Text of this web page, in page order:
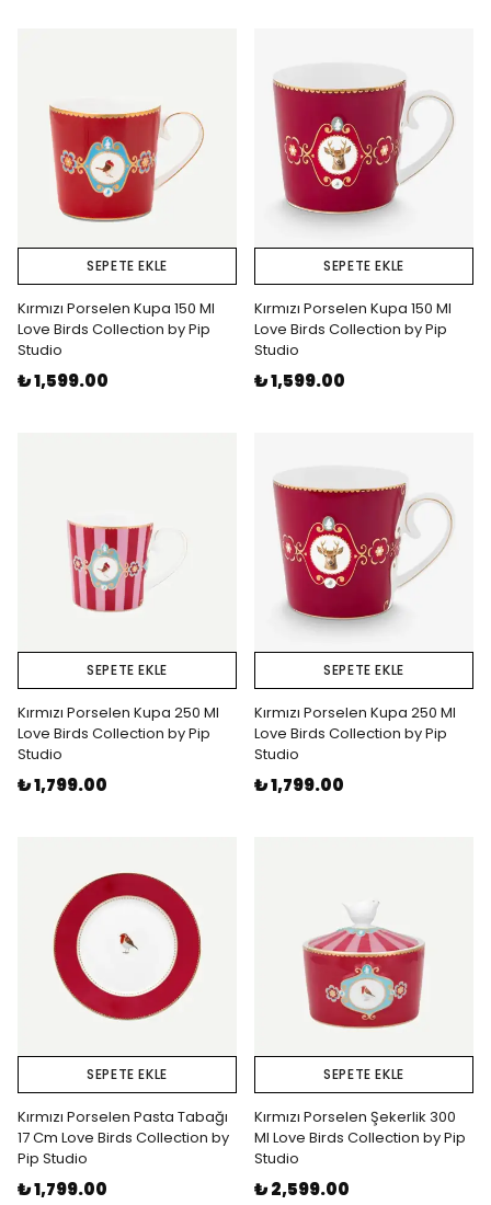
SEPETE EKLE
Kırmızı Porselen Kupa 150 Ml
Love Birds Collection by Pip
Studio
₺ 1,599.00
SEPETE EKLE
Kırmızı Porselen Kupa 150 Ml
Love Birds Collection by Pip
Studio
₺ 1,599.00
SEPETE EKLE
Kırmızı Porselen Kupa 250 Ml
Love Birds Collection by Pip
Studio
₺ 1,799.00
SEPETE EKLE
Kırmızı Porselen Kupa 250 Ml
Love Birds Collection by Pip
Studio
₺ 1,799.00
SEPETE EKLE
Kırmızı Porselen Pasta Tabağı
17 Cm Love Birds Collection by
Pip Studio
₺ 1,799.00
SEPETE EKLE
Kırmızı Porselen Şekerlik 300
Ml Love Birds Collection by Pip
Studio
₺ 2,599.00